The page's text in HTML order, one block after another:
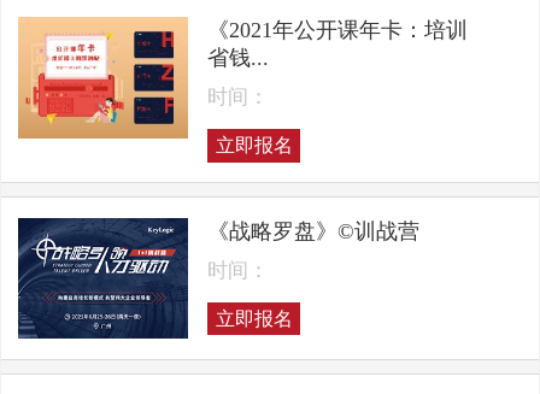
《2021年公开课年卡：培训
省钱...
时间：
立即报名
《战略罗盘》©训战营
时间：
立即报名